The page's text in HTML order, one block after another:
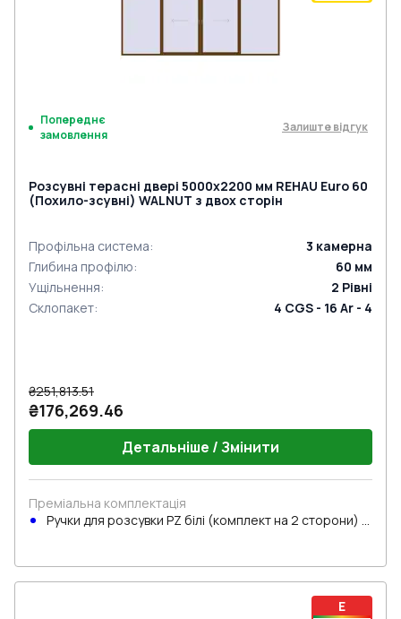
Попереднє
замовлення
Залиште відгук
Розсувні терасні двері 5000x2200 мм REHAU Euro 60
(Похило-зсувні) WALNUT з двох сторін
Профільна система: 3 камерна
Глибина профілю: 60 мм
Ущільнення: 2 Рівні
Склопакет: 4 CGS - 16 Ar - 4
₴251,813.51
₴176,269.46
Детальніше / Змінити
Преміальна комплектація
Ручки для розсувки PZ білі (комплект на 2 сторони) з
E